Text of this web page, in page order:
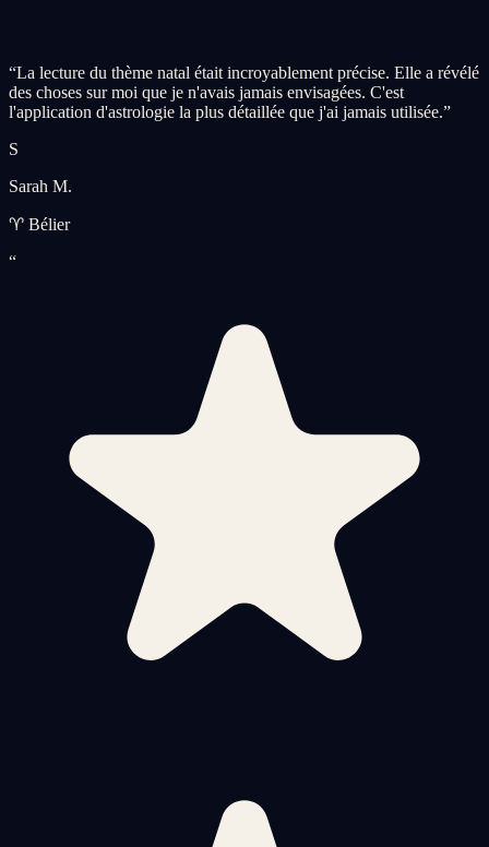
“La lecture du thème natal était incroyablement précise. Elle a révélé
des choses sur moi que je n'avais jamais envisagées. C'est
l'application d'astrologie la plus détaillée que j'ai jamais utilisée.”
S
Sarah M.
♈ Bélier
“